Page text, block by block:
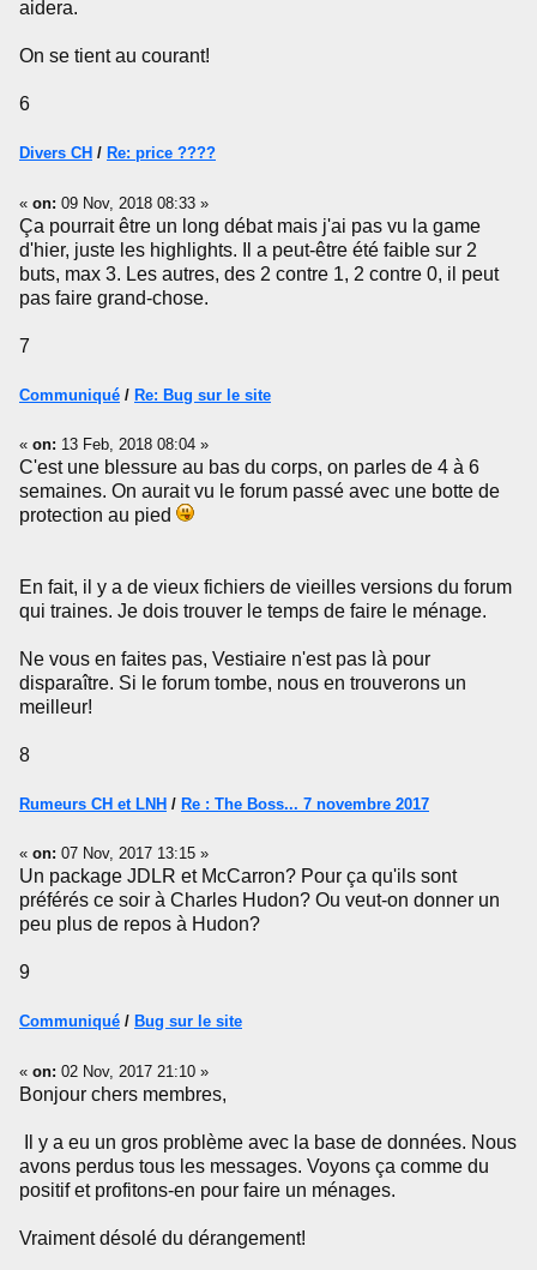
aidera.
On se tient au courant!
6
Divers CH / Re: price ????
« on: 09 Nov, 2018 08:33 »
Ça pourrait être un long débat mais j'ai pas vu la game
d'hier, juste les highlights. Il a peut-être été faible sur 2
buts, max 3. Les autres, des 2 contre 1, 2 contre 0, il peut
pas faire grand-chose.
7
Communiqué / Re: Bug sur le site
« on: 13 Feb, 2018 08:04 »
C'est une blessure au bas du corps, on parles de 4 à 6
semaines. On aurait vu le forum passé avec une botte de
protection au pied
En fait, il y a de vieux fichiers de vieilles versions du forum
qui traines. Je dois trouver le temps de faire le ménage.
Ne vous en faites pas, Vestiaire n'est pas là pour
disparaître. Si le forum tombe, nous en trouverons un
meilleur!
8
Rumeurs CH et LNH / Re : The Boss... 7 novembre 2017
« on: 07 Nov, 2017 13:15 »
Un package JDLR et McCarron? Pour ça qu'ils sont
préférés ce soir à Charles Hudon? Ou veut-on donner un
peu plus de repos à Hudon?
9
Communiqué / Bug sur le site
« on: 02 Nov, 2017 21:10 »
Bonjour chers membres,
Il y a eu un gros problème avec la base de données. Nous
avons perdus tous les messages. Voyons ça comme du
positif et profitons-en pour faire un ménages.
Vraiment désolé du dérangement!